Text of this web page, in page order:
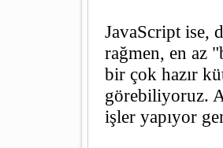
JavaScript ise,
rağmen, en az
bir çok hazır
görebiliyoruz.
işler yapıyor